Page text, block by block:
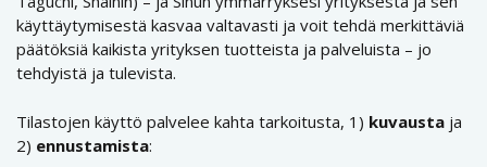
käyttäytymisestä kasvaa valtavasti ja voit tehdä merkittäviä
päätöksiä kaikista yrityksen tuotteista ja palveluista – jo
tehdyistä ja tulevista.
Tilastojen käyttö palvelee kahta tarkoitusta, 1) kuvausta ja
2) ennustamista: